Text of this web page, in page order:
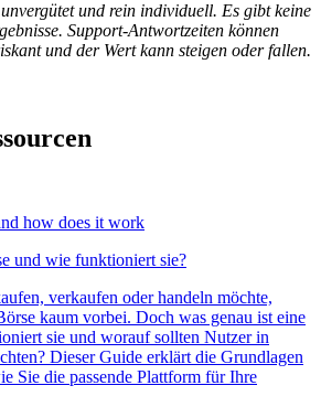
und rein individuell. Es gibt keine
Support-Antwortzeiten können
und der Wert kann steigen oder fallen.
und wie funktioniert sie?
verkaufen oder handeln möchte,
kaum vorbei. Doch was genau ist eine
sie und worauf sollten Nutzer in
Dieser Guide erklärt die Grundlagen
Sie die passende Plattform für Ihre